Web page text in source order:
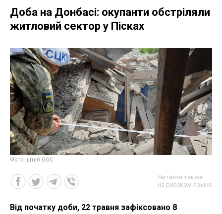
Доба на Донбасі: окупанти обстріляли
житловий сектор у Пісках
Фото: штаб ООС
Читайте также
на русском языке
Від початку доби, 22 травня зафіксовано 8